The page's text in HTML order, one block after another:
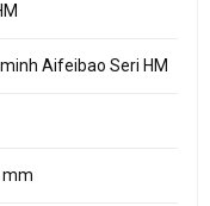
Aifeibao Seri HM
mm